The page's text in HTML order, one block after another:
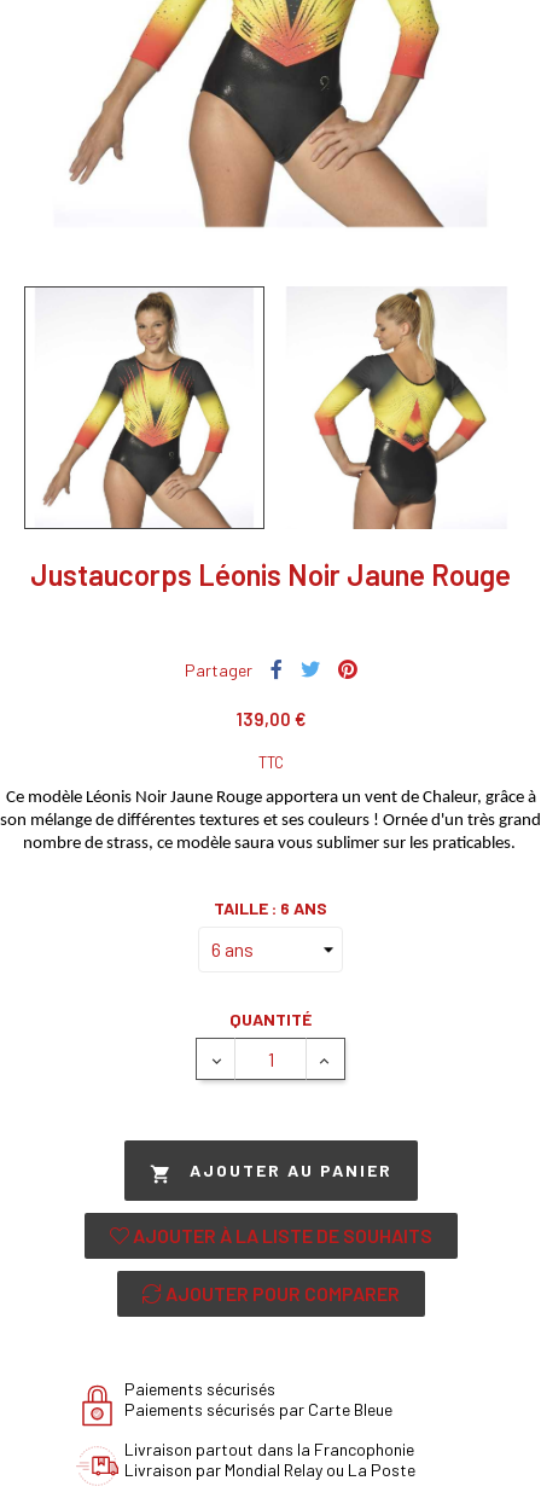
Justaucorps Léonis Noir Jaune Rouge
Partager
139,00 €
TTC
Ce modèle Léonis Noir Jaune Rouge apportera un vent de Chaleur, grâce à
son mélange de différentes textures et ses couleurs ! Ornée d'un très grand
nombre de strass, ce modèle saura vous sublimer sur les praticables.
TAILLE : 6 ANS
QUANTITÉ
 AJOUTER AU PANIER
AJOUTER À LA LISTE DE SOUHAITS
AJOUTER POUR COMPARER
Paiements sécurisés
Paiements sécurisés par Carte Bleue
Livraison partout dans la Francophonie
Livraison par Mondial Relay ou La Poste